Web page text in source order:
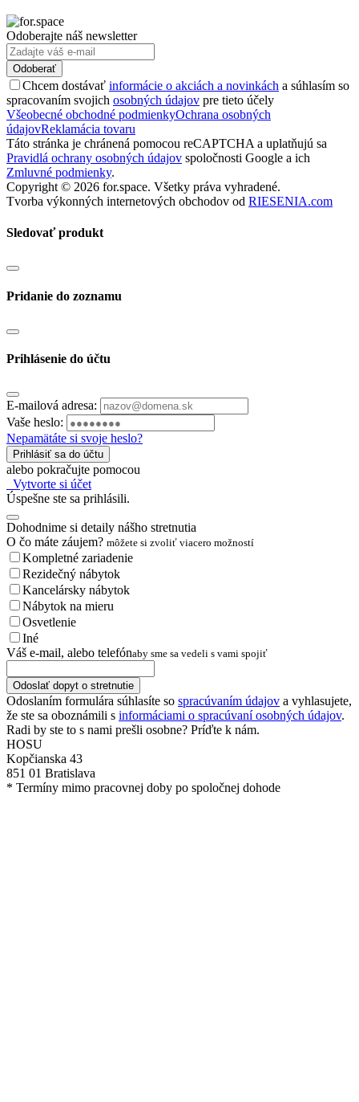
Odoberajte náš newsletter
Odoberať
Chcem dostávať informácie o akciách a novinkách a súhlasím so
spracovaním svojich osobných údajov pre tieto účely
Všeobecné obchodné podmienkyOchrana osobných
údajovReklamácia tovaru
Táto stránka je chránená pomocou reCAPTCHA a uplatňujú sa
Pravidlá ochrany osobných údajov spoločnosti Google a ich
Zmluvné podmienky.
Copyright © 2026 for.space. Všetky práva vyhradené.
Tvorba výkonných internetových obchodov od RIESENIA.com
Sledovať produkt
Pridanie do zoznamu
Prihlásenie do účtu
E-mailová adresa:
Vaše heslo:
Nepamätáte si svoje heslo?
Prihlásiť sa do účtu
alebo pokračujte pomocou
Vytvorte si účet
Úspešne ste sa prihlásili.
Dohodnime si detaily nášho stretnutia
O čo máte záujem? môžete si zvoliť viacero možností
Kompletné zariadenie
Rezidečný nábytok
Kancelársky nábytok
Nábytok na mieru
Osvetlenie
Iné
Váš e-mail, alebo telefónaby sme sa vedeli s vami spojiť
Odoslať dopyt o stretnutie
Odoslaním formulára súhlasíte so spracúvaním údajov a vyhlasujete,
že ste sa oboznámili s informáciami o spracúvaní osobných údajov.
Radi by ste to s nami prešli osobne? Príďte k nám.
HOSU
Kopčianska 43
851 01 Bratislava
* Termíny mimo pracovnej doby po spoločnej dohode